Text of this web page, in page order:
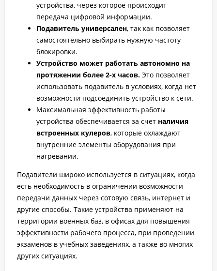
устройства, через которое происходит
передача цифровой информации.
Подавитель универсален, так как позволяет
самостоятельно выбирать нужную частоту
блокировки.
Устройство может работать автономно на
протяжении более 2-х часов. Это позволяет
использовать подавитель в условиях, когда нет
возможности подсоединить устройство к сети.
Максимальная эффективность работы
устройства обеспечивается за счет наличия
встроенных кулеров, которые охлаждают
внутренние элементы оборудования при
нагревании.
Подавители широко используется в ситуациях, когда
есть необходимость в ограничении возможности
передачи данных через сотовую связь, интернет и
другие способы. Такие устройства применяют на
территории военных баз, в офисах для повышения
эффективности рабочего процесса, при проведении
экзаменов в учебных заведениях, а также во многих
других ситуациях.